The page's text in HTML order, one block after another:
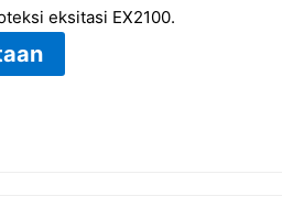
eksitasi EX2100.